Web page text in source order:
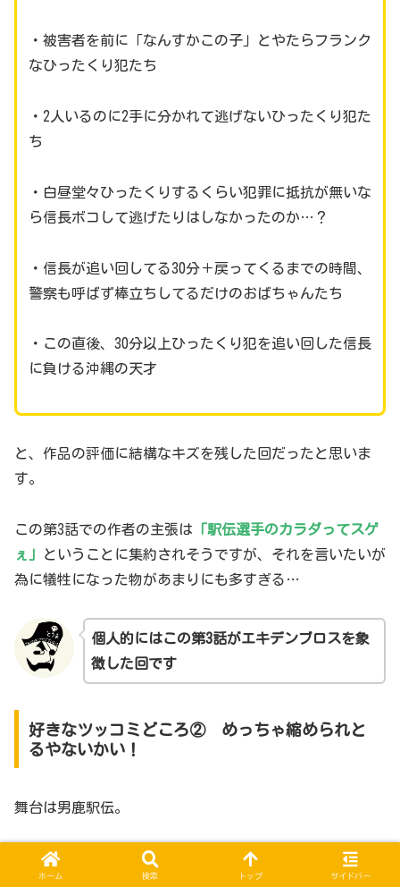
・被害者を前に「なんすかこの子」とやたらフランク
なひったくり犯たち
・2人いるのに2手に分かれて逃げないひったくり犯た
ち
・白昼堂々ひったくりするくらい犯罪に抵抗が無いな
ら信長ボコして逃げたりはしなかったのか…？
・信長が追い回してる30分＋戻ってくるまでの時間、
警察も呼ばず棒立ちしてるだけのおばちゃんたち
・この直後、30分以上ひったくり犯を追い回した信長
に負ける沖縄の天才
と、作品の評価に結構なキズを残した回だったと思いま
す。
この第3話での作者の主張は 「駅伝選手のカラダってスゲ
ぇ」
ということに集約されそうですが、それを言いたいが
為に犠牲になった物があまりにも多すぎる…
個人的にはこの第3話がエキデンブロスを象
徴した回です
好きなツッコミどころ② めっちゃ縮められと
るやないかい！
舞台は男鹿駅伝。
信長の学校（織谷）の天才ランナーと、実家の学校（清
徳）の無邪気で野性的強さを持つランナーによる2走での
ホーム 検索 トップ サイドバー